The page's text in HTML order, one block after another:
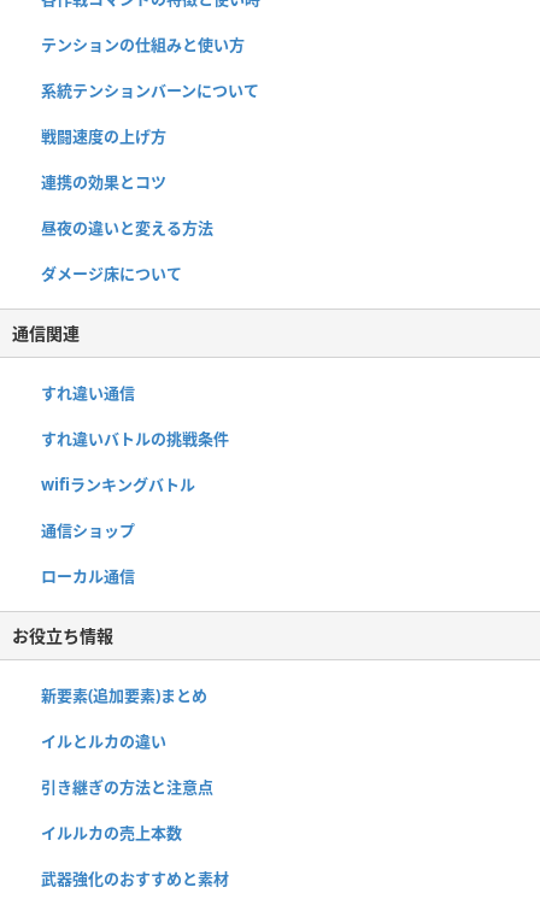
テンションの仕組みと使い方
系統テンションバーンについて
戦闘速度の上げ方
連携の効果とコツ
昼夜の違いと変える方法
ダメージ床について
通信関連
すれ違い通信
すれ違いバトルの挑戦条件
wifiランキングバトル
通信ショップ
ローカル通信
お役立ち情報
新要素(追加要素)まとめ
イルとルカの違い
引き継ぎの方法と注意点
イルルカの売上本数
武器強化のおすすめと素材